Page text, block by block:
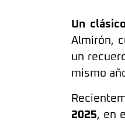
Un
Almirón,
un
mismo
2025, en